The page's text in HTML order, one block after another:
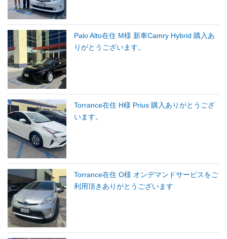
Palo Alto在住 M様 新車Camry Hybrid 購入あ
りがとうございます。
Torrance在住 H様 Prius 購入ありがとうござ
います。
Torrance在住 O様 オンデマンドサービスをご
利用頂きありがとうございます